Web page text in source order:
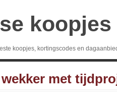
koopjes, kortingscodes en
met